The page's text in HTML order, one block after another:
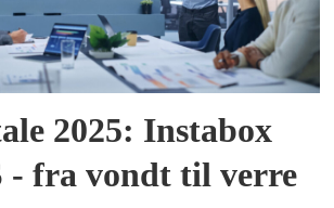
2025: Instabox
- fra vondt til verre